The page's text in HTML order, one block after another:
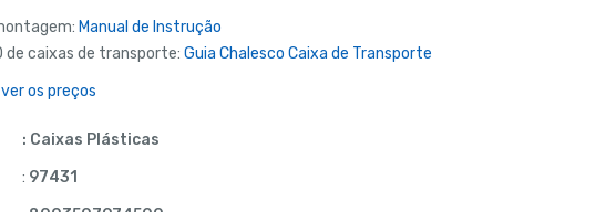
Manual de Instrução
de caixas de transporte: Guia Chalesco Caixa de Transporte
os preços
: Caixas Plásticas
: 97431